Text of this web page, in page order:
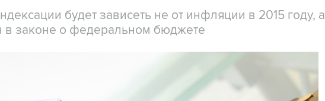
будет зависеть не от инфляции в 2015 году, а
в законе о федеральном бюджете